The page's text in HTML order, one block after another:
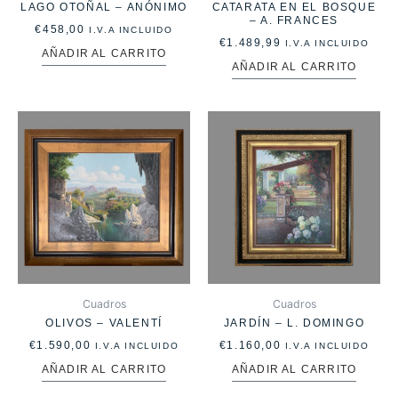
LAGO OTOÑAL – ANÓNIMO
€458,00 I.V.A INCLUIDO
AÑADIR AL CARRITO
CATARATA EN EL BOSQUE
– A. FRANCES
€1.489,99 I.V.A INCLUIDO
AÑADIR AL CARRITO
Cuadros
OLIVOS – VALENTÍ
€1.590,00 I.V.A INCLUIDO
AÑADIR AL CARRITO
Cuadros
JARDÍN – L. DOMINGO
€1.160,00 I.V.A INCLUIDO
AÑADIR AL CARRITO